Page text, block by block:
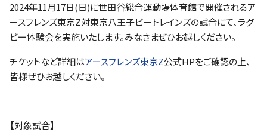
アカデミー
SDGs・ホームタウン
ファンクラブ
パートナー
2024年11月17日(日)に世田谷総合運動場体育館で開催されるア
ースフレンズ東京Z対東京八王子ビートレインズの試合にて、ラグ
ビー体験会を実施いたします。みなさまぜひお越しください。
チケットなど詳細はアースフレンズ東京Z公式HPをご確認の上、
皆様ぜひお越しください。
【対象試合】